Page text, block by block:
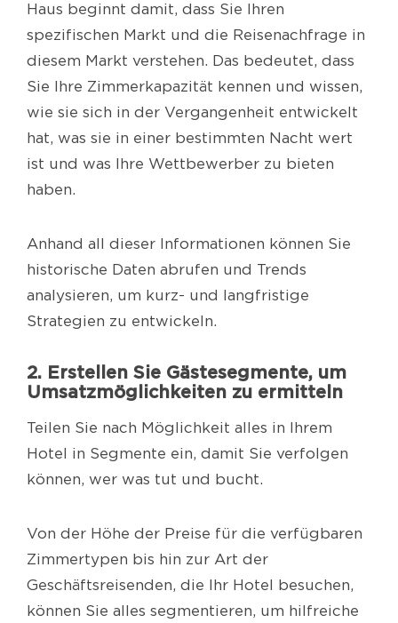
Haus beginnt damit, dass Sie Ihren
spezifischen Markt und die Reisenachfrage in
diesem Markt verstehen. Das bedeutet, dass
Sie Ihre Zimmerkapazität kennen und wissen,
wie sie sich in der Vergangenheit entwickelt
hat, was sie in einer bestimmten Nacht wert
ist und was Ihre Wettbewerber zu bieten
haben.
Anhand all dieser Informationen können Sie
historische Daten abrufen und Trends
analysieren, um kurz- und langfristige
Strategien zu entwickeln.
2. Erstellen Sie Gästesegmente, um
Umsatzmöglichkeiten zu ermitteln
Teilen Sie nach Möglichkeit alles in Ihrem
Hotel in Segmente ein, damit Sie verfolgen
können, wer was tut und bucht.
Von der Höhe der Preise für die verfügbaren
Zimmertypen bis hin zur Art der
Geschäftsreisenden, die Ihr Hotel besuchen,
können Sie alles segmentieren, um hilfreiche